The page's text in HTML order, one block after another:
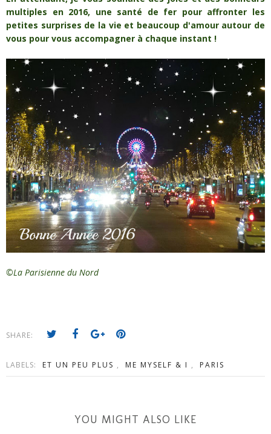
multiples en 2016, une santé de fer pour affronter les
petites surprises de la vie et beaucoup d'amour autour de
vous pour vous accompagner à chaque instant !
©La Parisienne du Nord
SHARE:
LABELS: ET UN PEU PLUS , ME MYSELF & I , PARIS
YOU MIGHT ALSO LIKE